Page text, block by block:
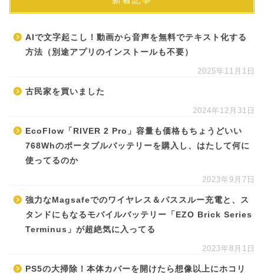
AIで文字起こし！動画から音声を無料でテキスト化する
方法（別途アプリのインストールも不要）
2025年11月1日
古民家を買いました
2024年12月31日
EcoFlow「RIVER 2 Pro」容量も価格もちょうどいい
768Whのポータブルバッテリーを購入し、はたして何に
使ってるのか
2023年9月7日
強力なMagsafeでのワイヤレス＆パススルー充電と、ス
タンドにもなるモバイルバッテリー「EZO Brick Series
Terminus」が超絶気に入ってる
2023年8月1日
PS5の大掃除！本体カバーを開けたら想像以上にホコリ